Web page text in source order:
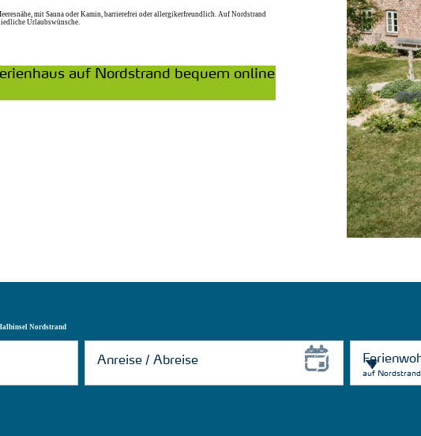
mit Sauna oder Kamin, barrierefrei oder allergikerfreundlich. Auf Nordstrand
Urlaubswünsche.
auf Nordstrand bequem online
Nordstrand
auf Nordstrand